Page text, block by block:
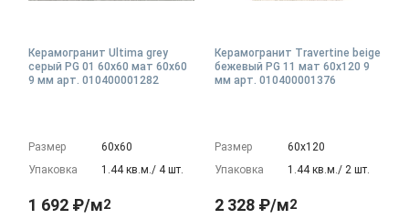
Керамогранит Ultima grey
серый PG 01 60х60 мат 60x60
9 мм арт. 010400001282
Размер
60х60
Упаковка
1.44 кв.м./ 4 шт.
1 692 ₽/м2
Керамогранит Travertine beige
бежевый PG 11 мат 60x120 9
мм арт. 010400001376
Размер
60х120
Упаковка
1.44 кв.м./ 2 шт.
2 328 ₽/м2